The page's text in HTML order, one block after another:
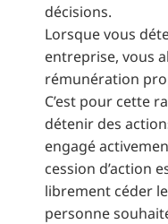
décisions.
Lorsque vous
entreprise, vous
rémunération
C’est pour cette
détenir des
engagé
cession d’action
librement céder
personne